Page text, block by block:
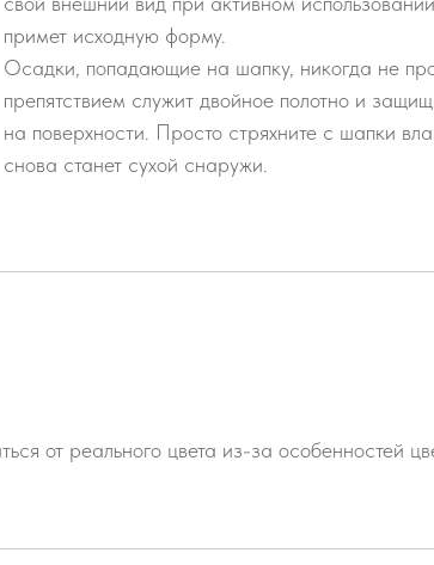
примет исходную форму.
Осадки, попадающие на шапку, никогда не
препятствием служит двойное полотно и
на поверхности. Просто стряхните с шапки
снова станет сухой снаружи.
от реального цвета из-за особенностей